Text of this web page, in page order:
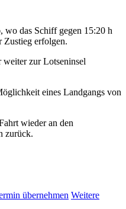
wo das Schiff gegen 15:20 h
Zustieg erfolgen.
zur Lotseninsel
eines Landgangs von
wieder an den
zurück.
übernehmen Weitere